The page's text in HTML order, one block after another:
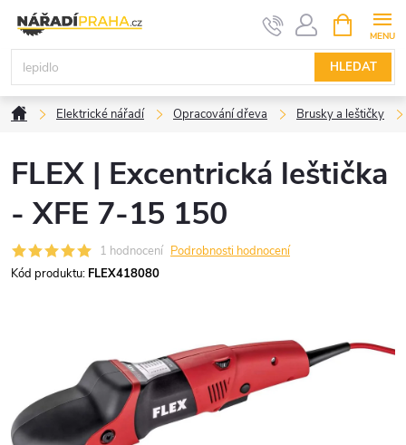
obsah
HLEDAT
NÁKUPNÍ
KOŠÍK
DomůElektrické nářadí Opracování dřeva Brusky a leštičky
FLEX | Excentrická leštička
- XFE 7-15 150
1 hodnocení Podrobnosti hodnocení
Kód produktu: FLEX418080